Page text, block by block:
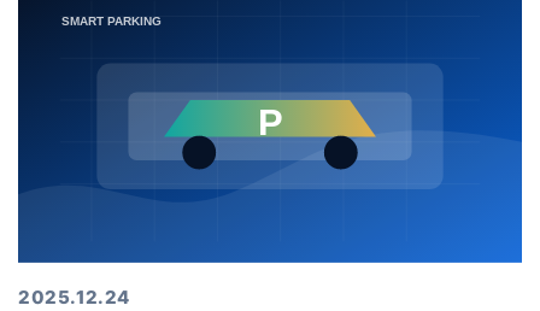
2025.12.24